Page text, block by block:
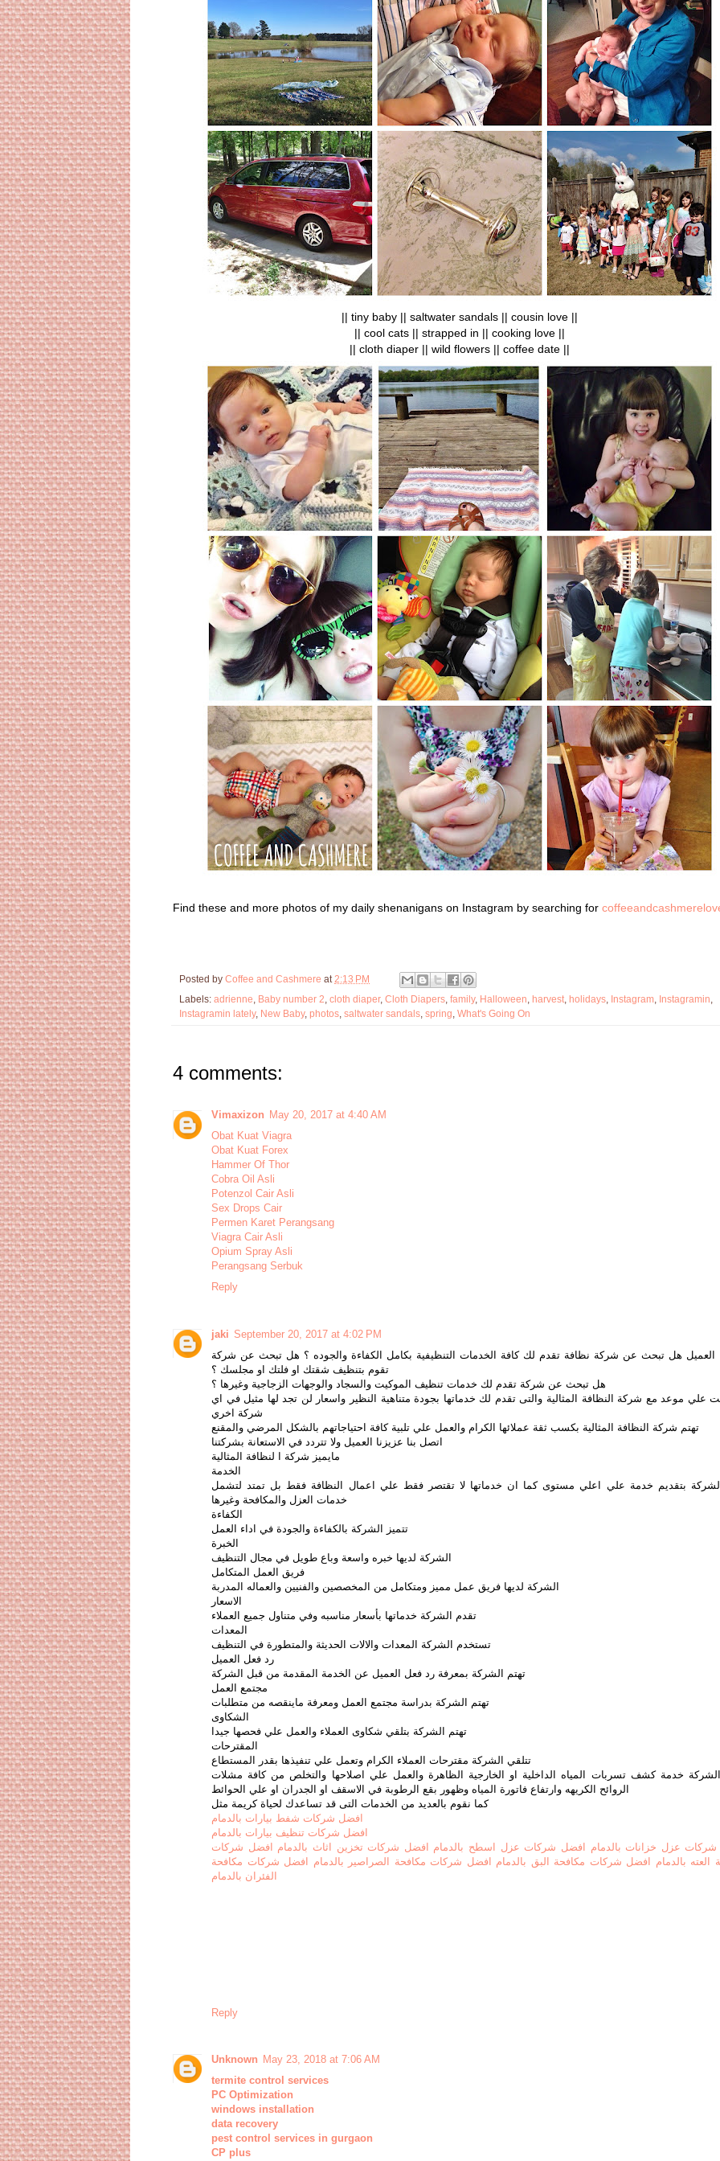
|| tiny baby || saltwater sandals || cousin love ||
|| cool cats || strapped in || cooking love ||
|| cloth diaper || wild flowers || coffee date ||
Find these and more photos of my daily shenanigans on Instagram by searching for
Posted by Coffee and Cashmere at 2:13 PM
Labels: adrienne Baby number 2 cloth diaper, Cloth Diapers family, Halloween harvest holidays Instagram Instagramin
Instagramin lately, New Baby, photos saltwater sandals spring What's Going On
4 comments:
Vimaxizon May 20, 2017 at 4:40 AM
Obat Kuat Viagra
Obat Kuat Forex
Hammer Of Thor
Cobra Oil Asli
Potenzol Cair Asli
Sex Drops Cair
Permen Karet Perangsang
Viagra Cair Asli
Opium Spray Asli
Perangsang Serbuk
Reply
jaki September 20, 2017 at 4:02 PM
العميل هل تبحث عن شركة نظافة تقدم لك كافة الخدمات التنظيفية بكامل الكفاءة والجوده ؟ هل تبحث عن شركة
تقوم بتنظيف شقتك او فلتك او مجلسك ؟
هل تبحث عن شركة تقدم لك خدمات تنظيف الموكيت والسجاد والوجهات الزجاجية وغيرها ؟
علي موعد مع شركة النظافة المثالية والتى تقدم لك خدماتها بجودة متناهية النظير واسعار لن تجد لها مثيل في اي
شركة اخري
تهتم شركة النظافة المثالية بكسب ثقة عملائها الكرام والعمل علي تلبية كافة احتياجاتهم بالشكل المرضي والمقنع
اتصل بنا عزيزنا العميل ولا تتردد في الاستعانة بشركتنا
مايميز شركة ا لنظافة المثالية
الخدمة
بتقديم خدمة علي اعلي مستوى كما ان خدماتها لا تقتصر فقط علي اعمال النظافة فقط بل تمتد لتشمل
خدمات العزل والمكافحة وغيرها
الكفاءة
تتميز الشركة بالكفاءة والجودة في اداء العمل
الخبرة
الشركة لديها خبره واسعة وباع طويل في مجال التنظيف
فريق العمل المتكامل
الشركة لديها فريق عمل مميز ومتكامل من المخصصين والفنيين والعماله المدربة
الاسعار
تقدم الشركة خدماتها بأسعار مناسبه وفي متناول جميع العملاء
المعدات
تستخدم الشركة المعدات والالات الحديثة والمتطورة في التنظيف
رد فعل العميل
تهتم الشركة بمعرفة رد فعل العميل عن الخدمة المقدمة من قبل الشركة
مجتمع العمل
تهتم الشركة بدراسة مجتمع العمل ومعرفة ماينقصه من متطلبات
الشكاوى
تهتم الشركة بتلقي شكاوى العملاء والعمل علي فحصها جيدا
المقترحات
تتلقي الشركة مقترحات العملاء الكرام وتعمل علي تنفيذها بقدر المستطاع
خدمة كشف تسربات المياه الداخلية او الخارجية الظاهرة والعمل علي اصلاحها والتخلص من كافة مشلات
الروائح الكريهه وارتفاع فاتورة المياه وظهور بقع الرطوبة في الاسقف او الجدران او علي الحوائط
كما نقوم بالعديد من الخدمات التى قد تساعدك لحياة كريمة مثل
افضل شركات شفط بيارات بالدمام
افضل شركات تنظيف بيارات بالدمام
عزل خزانات بالدمام افضل شركات عزل اسطح بالدمام افضل شركات تخزين اثاث بالدمام افضل شركات
العته بالدمام افضل شركات مكافحة البق بالدمام افضل شركات مكافحة الصراصير بالدمام افضل شركات مكافحة
الفئران بالدمام
Reply
Unknown May 23, 2018 at 7:06 AM
termite control services
PC Optimization
windows installation
data recovery
pest control services in gurgaon
CP plus